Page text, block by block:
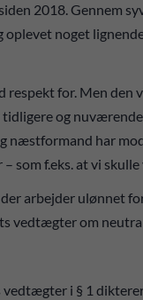
2018. Gennem
noget
respekt for. Men
og
næstformand har
som f.eks. at vi
arbejder ulønnet
vedtægter om
i § 1